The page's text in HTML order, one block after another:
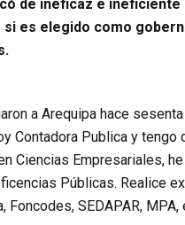
de ineficaz e
es elegido como
a Arequipa hace
Contadora Publica y
Ciencias Empresariales,
Públicas. Realice
SEDAPAR,